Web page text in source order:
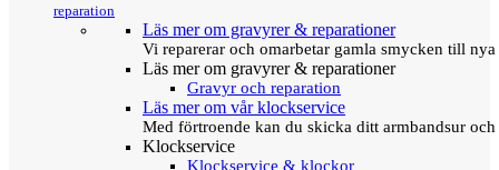
reparation
Läs mer om gravyrer & reparationer
Vi reparerar och omarbetar gamla smycken till
Läs mer om gravyrer & reparationer
Gravyr och reparation
Läs mer om vår klockservice
Med förtroende kan du skicka ditt armbandsur
Klockservice
Klockservice & klockor